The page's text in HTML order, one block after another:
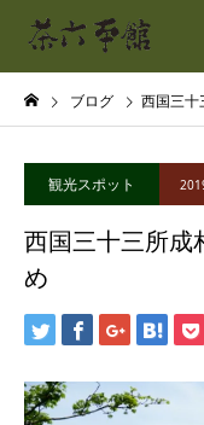
ブログ 西国三
観光スポット
西国三十三所成
め